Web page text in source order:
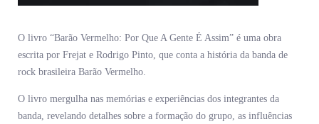
O livro “Barão Vermelho: Por Que A Gente É Assim” é uma obra
escrita por Frejat e Rodrigo Pinto, que conta a história da banda de
rock brasileira Barão Vermelho.
O livro mergulha nas memórias e experiências dos integrantes da
banda, revelando detalhes sobre a formação do grupo, as influências